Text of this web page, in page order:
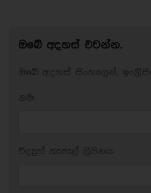
ඔබේ අදහස් එවන්න.